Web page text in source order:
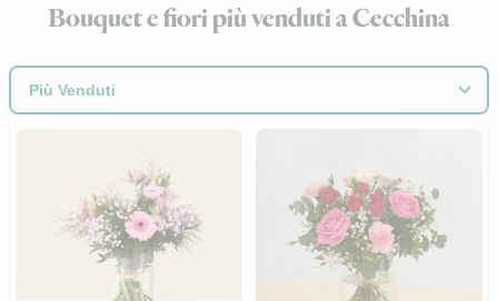
Bouquet e fiori più venduti a Cecchina